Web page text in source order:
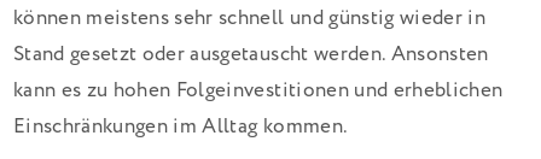
können meistens sehr schnell und günstig wieder in
Stand gesetzt oder ausgetauscht werden. Ansonsten
kann es zu hohen Folgeinvestitionen und erheblichen
Einschränkungen im Alltag kommen.